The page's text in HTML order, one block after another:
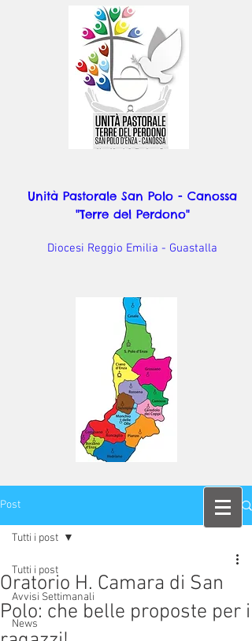
Unità Pastorale San Polo - Canossa
"Terre del Perdono"
Diocesi Reggio Emilia - Guastalla
Post
Tutti i post
Avvisi Settimanali
News
Tutti i post
Oratorio H. Camara di San
Polo: che belle proposte per i